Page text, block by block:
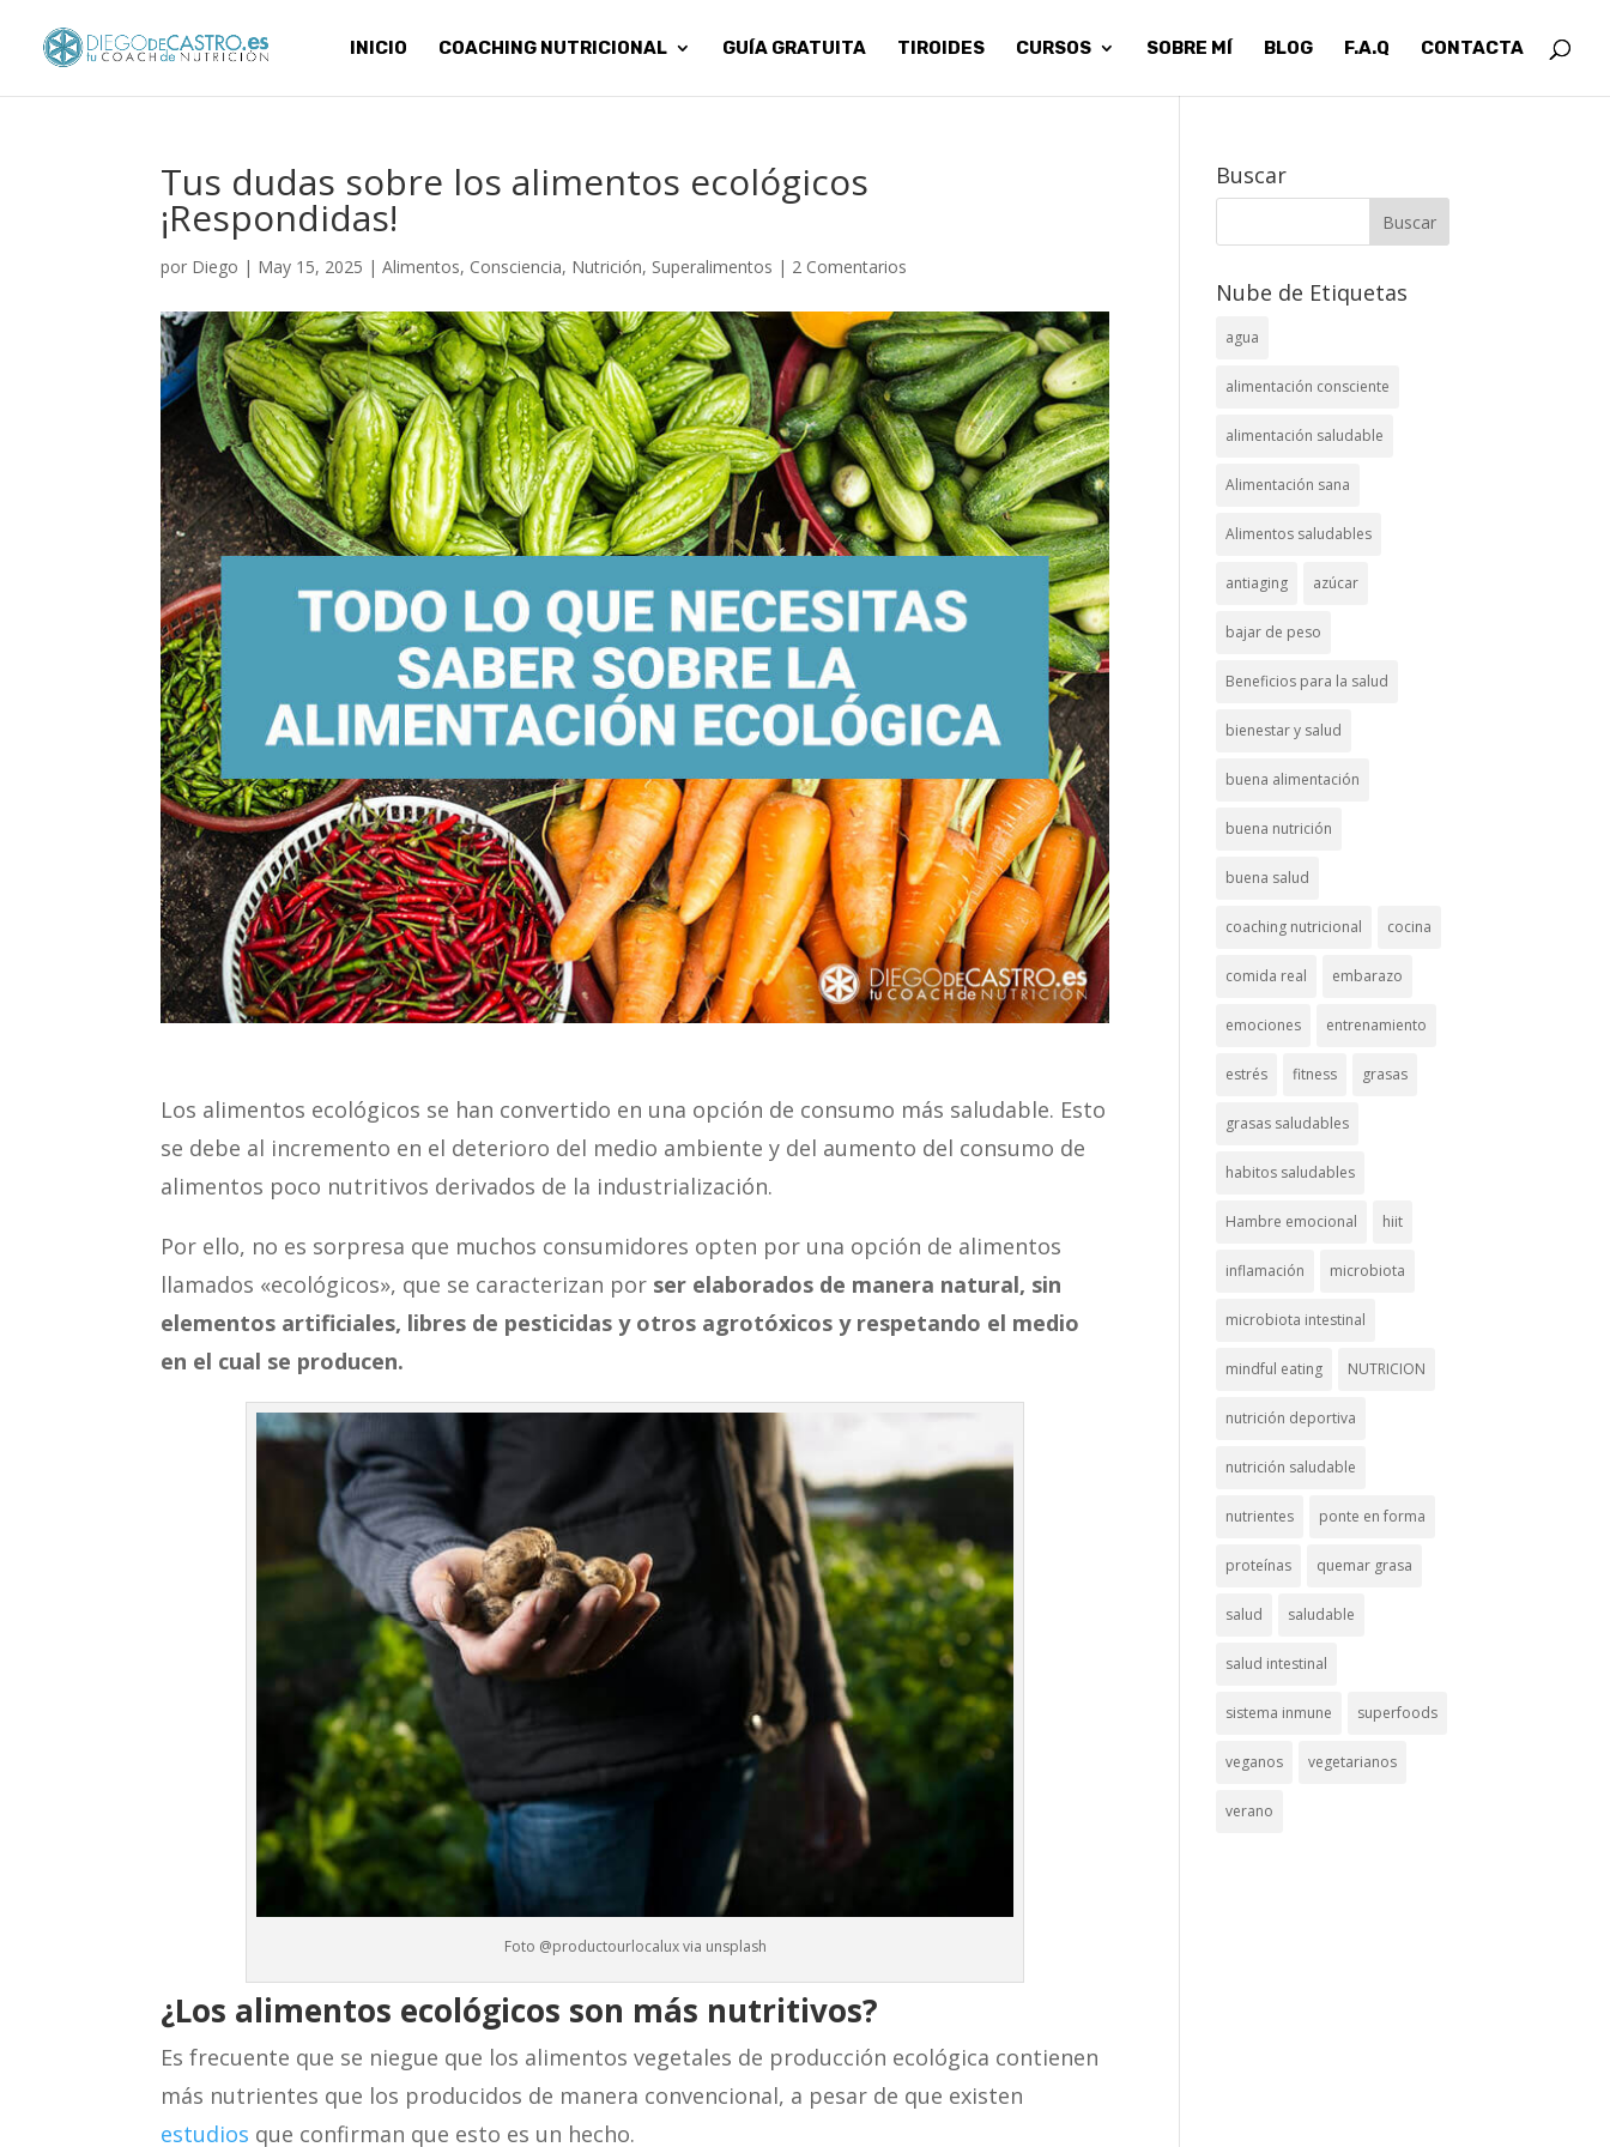
INICIO COACHING NUTRICIONAL GUÍA GRATUITA TIROIDES CURSOS SOBRE MÍ BLOG F.A.Q CONTACTA
Tus dudas sobre los alimentos ecológicos
¡Respondidas!
por Diego | May 15, 2025 |Alimentos, Consciencia, Nutrición, Superalimentos | 2 Comentarios
Los alimentos ecológicos se han convertido en una opción de consumo más saludable. Esto
se debe al incremento en el deterioro del medio ambiente y del aumento del consumo de
alimentos poco nutritivos derivados de la industrialización.
Por ello, no es sorpresa que muchos consumidores opten por una opción de alimentos
llamados «ecológicos», que se caracterizan por ser elaborados de manera natural, sin
elementos artificiales, libres de pesticidas y otros agrotóxicos y respetando el medio
en el cual se producen.
Foto @productourlocalux via unsplash
¿Los alimentos ecológicos son más nutritivos?
Es frecuente que se niegue que los alimentos vegetales de producción ecológica contienen
más nutrientes que los producidos de manera convencional, a pesar de que existen
estudios que confirman que esto es un hecho.
Buscar
Nube de Etiquetas
agua
alimentación consciente
alimentación saludable
Alimentación sana
Alimentos saludables
antiaging azúcar
bajar de peso
Beneficios para la salud
bienestar y salud
buena alimentación
buena nutrición
buena salud
coaching nutricional cocina
comida real embarazo
emociones entrenamiento
estrés fitness grasas
grasas saludables
habitos saludables
Hambre emocional hiit
inflamación microbiota
microbiota intestinal
mindful eating NUTRICION
nutrición deportiva
nutrición saludable
nutrientes ponte en forma
proteínas quemar grasa
salud saludable
salud intestinal
sistema inmune superfoods
veganos vegetarianos
verano